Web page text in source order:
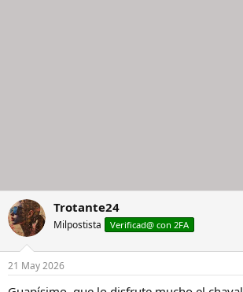
Trotante24
Milpostista Verificad@ con 2FA
21 May 2026